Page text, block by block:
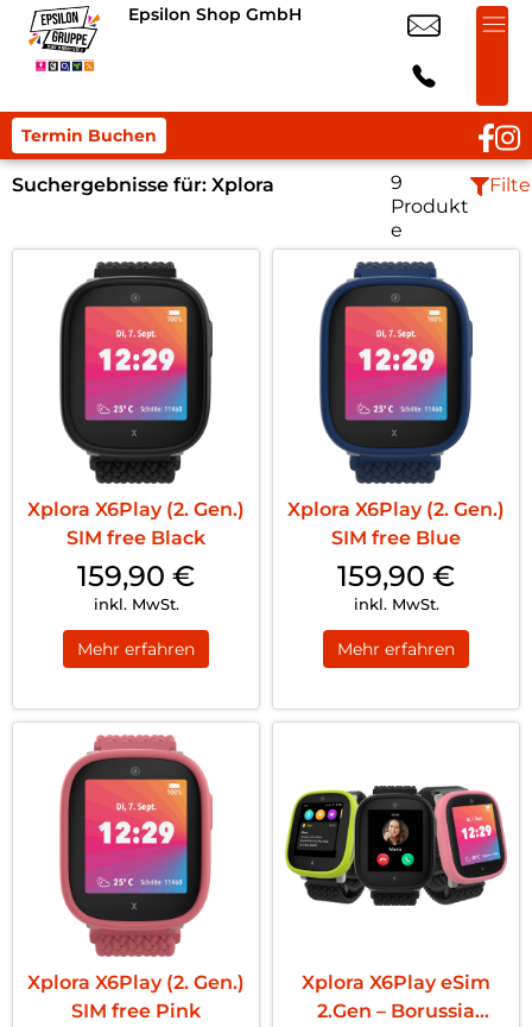
Epsilon Shop GmbH
Termin Buchen
Suchergebnisse für: Xplora
9
Produkt
e
Xplora X6Play (2. Gen.)
SIM free Black
159,90 €
inkl. MwSt.
Mehr erfahren
Xplora X6Play (2. Gen.)
SIM free Blue
159,90 €
inkl. MwSt.
Mehr erfahren
Xplora X6Play (2. Gen.)
SIM free Pink
Xplora X6Play eSim
2.Gen – Borussia